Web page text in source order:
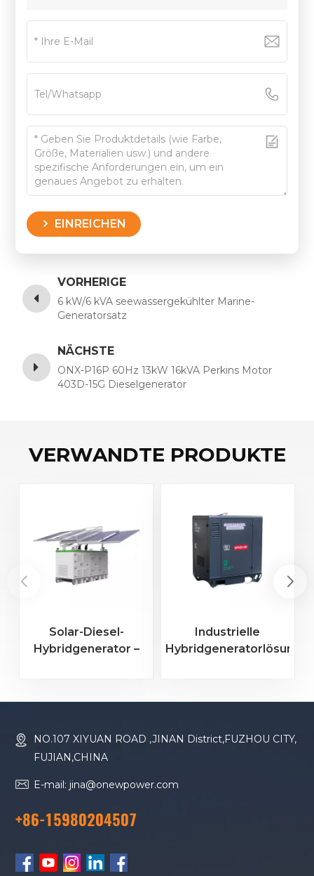
EINREICHEN
VORHERIGE
6 kW/6 kVA seewassergekühlter Marine-
Generatorsatz
NÄCHSTE
ONX-P16P 60Hz 13kW 16kVA Perkins Motor
403D-15G Dieselgenerator
VERWANDTE PRODUKTE
Solar-Diesel-
Hybridgenerator –
mit faltbaren
Industrielle
Hybridgeneratorlösung
NO.107 XIYUAN ROAD ,JINAN District,FUZHOU CITY,
FUJIAN,CHINA
E-mail: jina@onewpower.com
+86-15980204507